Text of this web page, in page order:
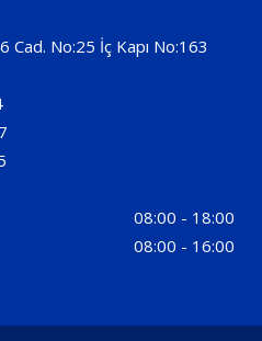
No:25 İç Kapı No:163
08:00 - 18:00
08:00 - 16:00